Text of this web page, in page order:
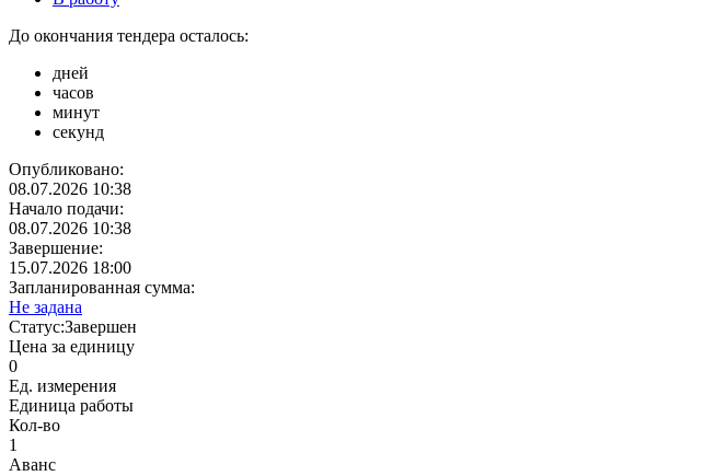
До окончания тендера осталось:
дней
часов
минут
секунд
Опубликовано:
08.07.2026 10:38
Начало подачи:
08.07.2026 10:38
Завершение:
15.07.2026 18:00
Запланированная сумма:
Не задана
Статус:Завершен
Цена за единицу
0
Ед. измерения
Единица работы
Кол-во
1
Аванс